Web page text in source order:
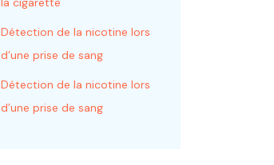
Détection de la nicotine lors
d’une prise de sang
Détection de la nicotine lors
d’une prise de sang